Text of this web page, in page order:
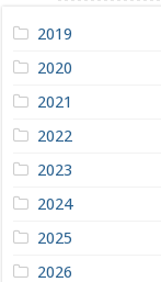
2019
2020
2021
2022
2023
2024
2025
2026